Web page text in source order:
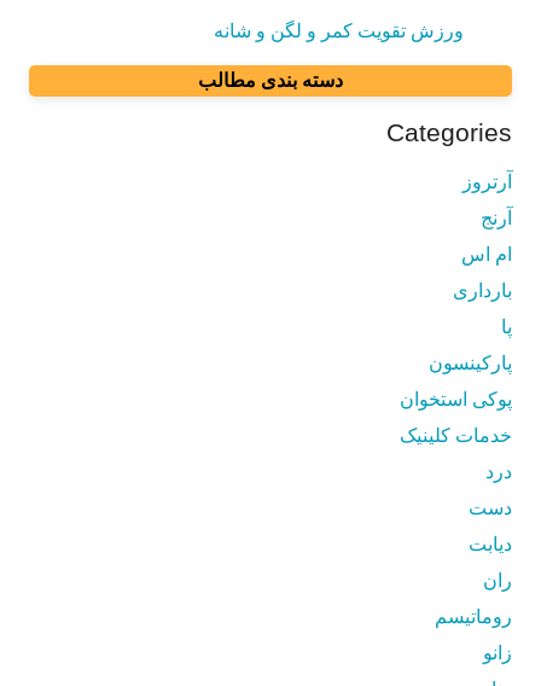
ورزش تقویت کمر و لگن و شانه
دسته بندی مطالب
Categories
آرتروز
آرنج
ام اس
بارداری
پا
پارکینسون
پوکی استخوان
خدمات کلینیک
درد
دست
دیابت
ران
روماتیسم
زانو